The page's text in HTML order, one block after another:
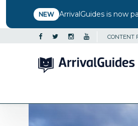
NEW ArrivalGuides is now
CONTENT